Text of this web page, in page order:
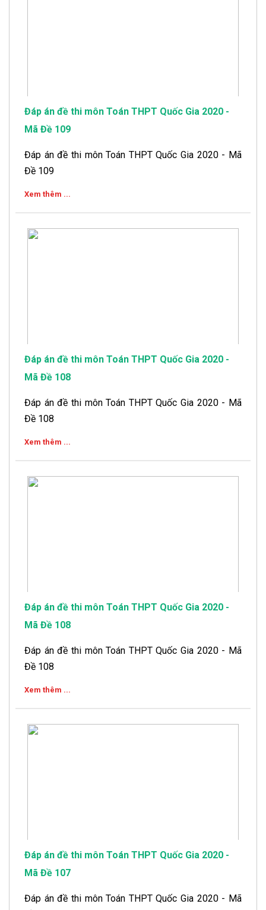
Đáp án đề thi môn Toán THPT Quốc Gia 2020 -
Mã Đề 109
Đáp án đề thi môn Toán THPT Quốc Gia 2020 - Mã
Đề 109
Xem thêm ...
Đáp án đề thi môn Toán THPT Quốc Gia 2020 -
Mã Đề 108
Đáp án đề thi môn Toán THPT Quốc Gia 2020 - Mã
Đề 108
Xem thêm ...
Đáp án đề thi môn Toán THPT Quốc Gia 2020 -
Mã Đề 108
Đáp án đề thi môn Toán THPT Quốc Gia 2020 - Mã
Đề 108
Xem thêm ...
Đáp án đề thi môn Toán THPT Quốc Gia 2020 -
Mã Đề 107
Đáp án đề thi môn Toán THPT Quốc Gia 2020 - Mã